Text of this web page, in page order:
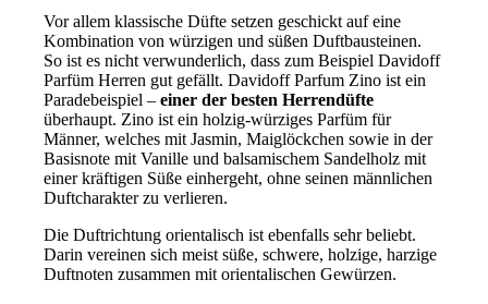
Vor allem klassische Düfte setzen geschickt auf eine
Kombination von würzigen und süßen Duftbausteinen.
So ist es nicht verwunderlich, dass zum Beispiel Davidoff
Parfüm Herren gut gefällt. Davidoff Parfum Zino ist ein
Paradebeispiel –einer der besten Herrendüfte
überhaupt. Zino ist ein holzig-würziges Parfüm für
Männer, welches mit Jasmin, Maiglöckchen sowie in der
Basisnote mit Vanille und balsamischem Sandelholz mit
einer kräftigen Süße einhergeht, ohne seinen männlichen
Duftcharakter zu verlieren.
Die Duftrichtung orientalisch ist ebenfalls sehr beliebt.
Darin vereinen sich meist süße, schwere, holzige, harzige
Duftnoten zusammen mit orientalischen Gewürzen.